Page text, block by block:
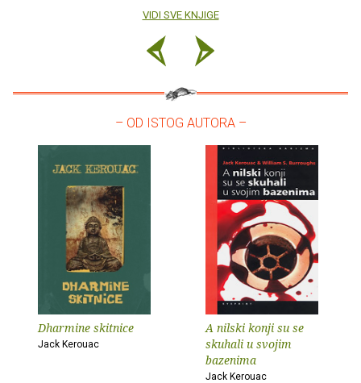
VIDI SVE KNJIGE
– OD ISTOG AUTORA –
Dharmine skitnice
Jack Kerouac
A nilski konji su se
skuhali u svojim
bazenima
Jack Kerouac